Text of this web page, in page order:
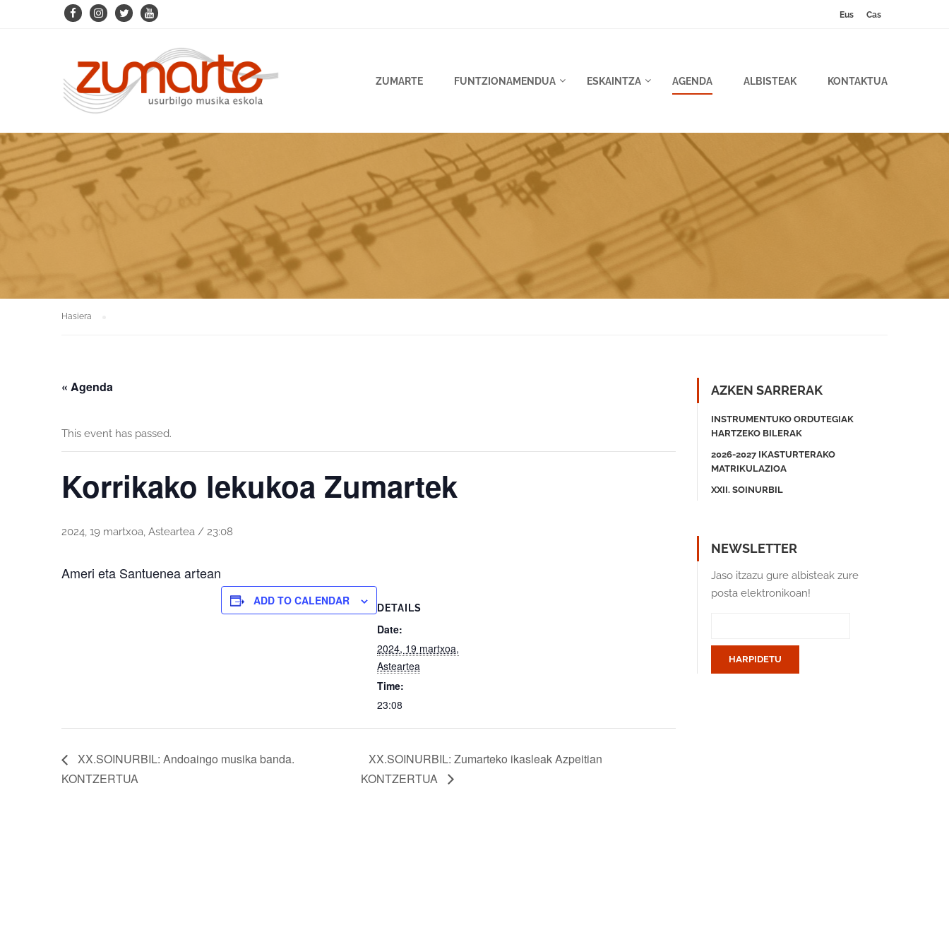
Eus Cas
ZUMARTE FUNTZIONAMENDUA ESKAINTZA AGENDA ALBISTEAK KONTAKTUA
Hasiera
« Agenda
This event has passed.
Korrikako lekukoa Zumartek
2024, 19 martxoa, Asteartea / 23:08
Ameri eta Santuenea artean
ADD TO CALENDAR
DETAILS
Date:
2024, 19 martxoa,
Asteartea
Time:
23:08
XX.SOINURBIL: Andoaingo musika banda.
KONTZERTUA
XX.SOINURBIL: Zumarteko ikasleak Azpeitian
KONTZERTUA
AZKEN SARRERAK
INSTRUMENTUKO ORDUTEGIAK
HARTZEKO BILERAK
2026-2027 IKASTURTERAKO
MATRIKULAZIOA
XXII. SOINURBIL
NEWSLETTER
Jaso itzazu gure albisteak zure
posta elektronikoan!